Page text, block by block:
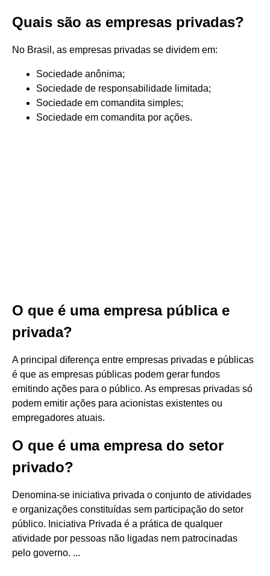
Quais são as empresas privadas?
No Brasil, as empresas privadas se dividem em:
Sociedade anônima;
Sociedade de responsabilidade limitada;
Sociedade em comandita simples;
Sociedade em comandita por ações.
O que é uma empresa pública e
privada?
A principal diferença entre empresas privadas e públicas
é que as empresas públicas podem gerar fundos
emitindo ações para o público. As empresas privadas só
podem emitir ações para acionistas existentes ou
empregadores atuais.
O que é uma empresa do setor
privado?
Denomina-se iniciativa privada o conjunto de atividades
e organizações constituídas sem participação do setor
público. Iniciativa Privada é a prática de qualquer
atividade por pessoas não ligadas nem patrocinadas
pelo governo. ...